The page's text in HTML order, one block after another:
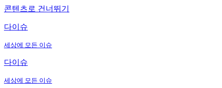
콘텐츠로 건너뛰기
다이슈
세상에 모든 이슈
다이슈
세상에 모든 이슈